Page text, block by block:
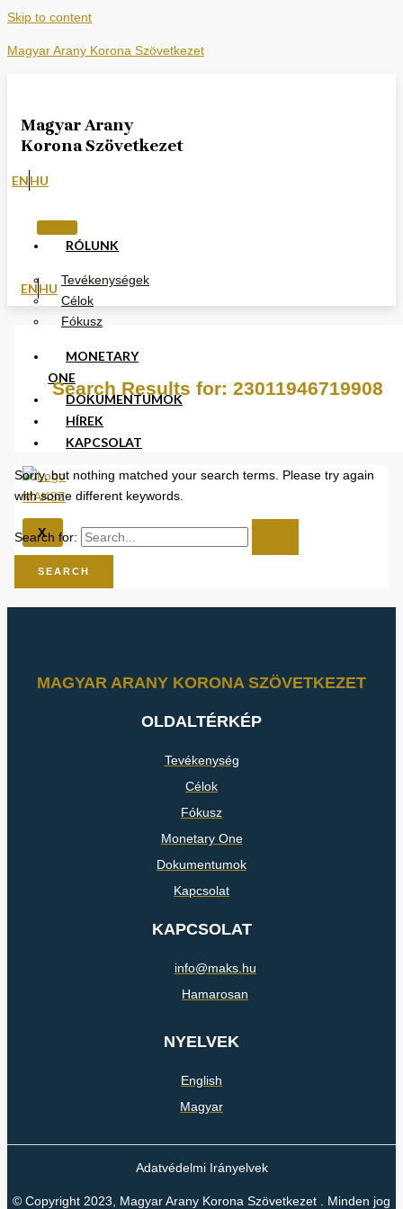
Skip to content
Magyar Arany Korona Szövetkezet
Magyar Arany
Korona Szövetkezet
ENHU
RÓLUNK
Tevékenységek
Célok
Fókusz
MONETARY
ONE
DOKUMENTUMOK
HÍREK
KAPCSOLAT
X
ENHU
Search Results for: 23011946719908
Sorry, but nothing matched your search terms. Please try again
with some different keywords.
Search for:
MAGYAR ARANY KORONA SZÖVETKEZET
OLDALTÉRKÉP
Tevékenység
Célok
Fókusz
Monetary One
Dokumentumok
Kapcsolat
KAPCSOLAT
info@maks.hu
Hamarosan
NYELVEK
English
Magyar
Adatvédelmi Irányelvek
© Copyright 2023, Magyar Arany Korona Szövetkezet . Minden jog